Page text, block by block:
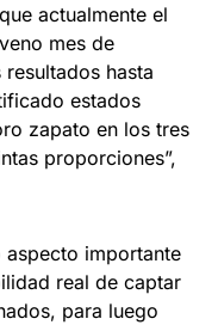
actualmente el
mes de
hasta
estados
zapato en los tres
proporciones”,
importante
real de captar
para luego